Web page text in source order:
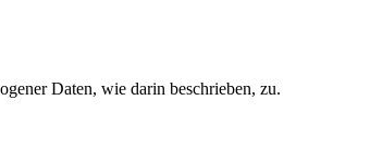
Daten, wie darin beschrieben, zu.